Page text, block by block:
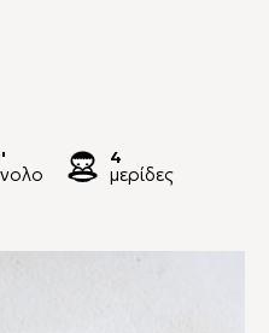
4
μερίδες